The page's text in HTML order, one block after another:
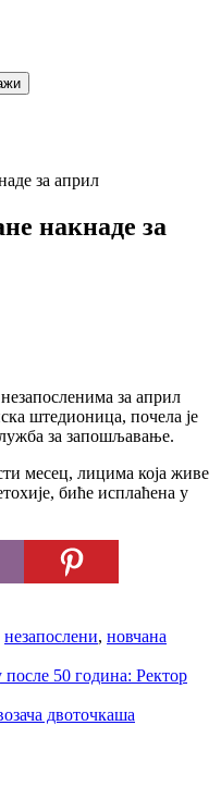
за април
накнаде за
за април
штедионица, почела је
за запошљавање.
месец, лицима која живе
биће исплаћена у
незапослени, новчана
после 50 година: Ректор
двоточкаша